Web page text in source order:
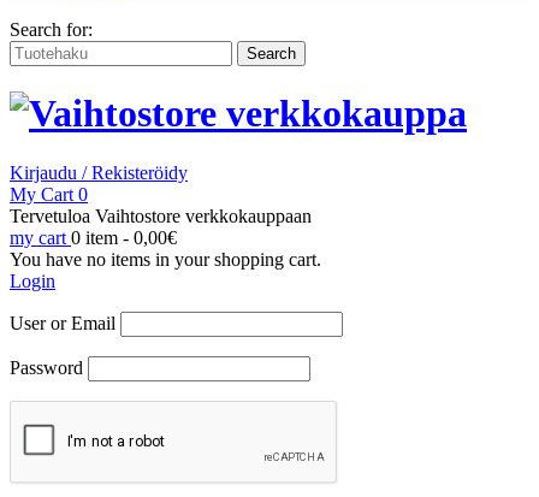
Search for:
Kirjaudu / Rekisteröidy
My Cart 0
Tervetuloa Vaihtostore verkkokauppaan
my cart 0 item - 0,00€
You have no items in your shopping cart.
Login
User or Email
Password